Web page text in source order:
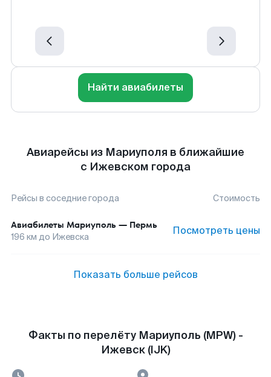
Найти авиабилеты
Авиарейсы из Мариуполя в ближайшие
с Ижевском города
Рейсы в соседние города Стоимость
Авиабилеты Мариуполь — Пермь
196 км до Ижевска Посмотреть цены
Показать больше рейсов
Факты по перелёту Мариуполь (MPW) -
Ижевск (IJK)